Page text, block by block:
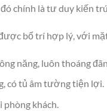
chính là tư duy kiến
bố trí hợp lý, với
năng, luôn thoáng
có tủ âm tường tiện lợi.
khách.